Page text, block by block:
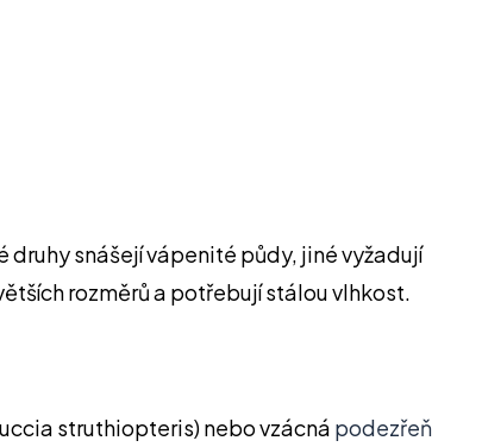
snášejí vápenité půdy, jiné vyžadují
rozměrů a potřebují stálou vlhkost.
struthiopteris) nebo vzácná podezřeň